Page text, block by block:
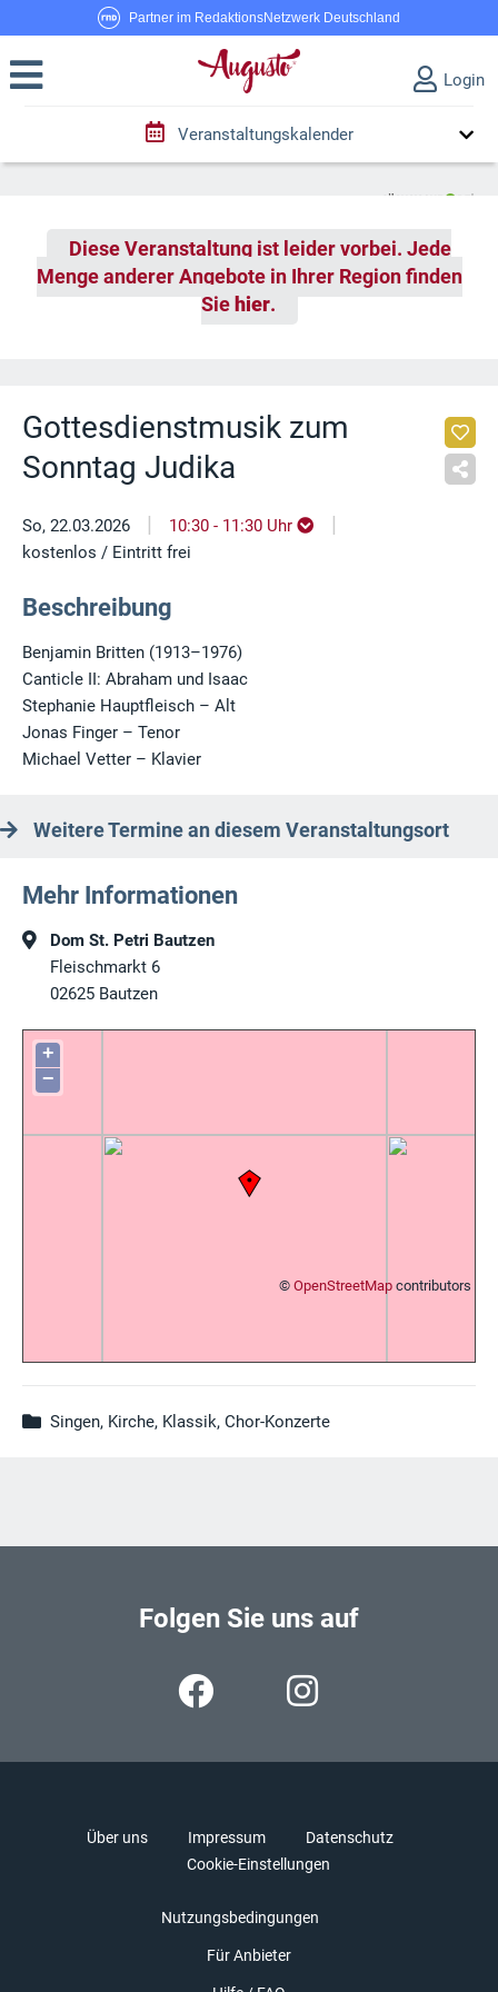
Partner im RedaktionsNetzwerk Deutschland
Login
Veranstaltungskalender
Diese Veranstaltung ist leider vorbei. Jede
Menge anderer Angebote in Ihrer Region finden
Sie hier.
Gottesdienstmusik zum
Sonntag Judika
So, 22.03.2026 | 10:30 - 11:30 Uhr |
kostenlos / Eintritt frei
Beschreibung
Benjamin Britten (1913–1976)
Canticle II: Abraham und Isaac
Stephanie Hauptfleisch – Alt
Jonas Finger – Tenor
Michael Vetter – Klavier
Weitere Termine an diesem Veranstaltungsort
Mehr Informationen
Dom St. Petri Bautzen
Fleischmarkt 6
02625 Bautzen
+
−
© OpenStreetMap contributors
Singen, Kirche, Klassik, Chor-Konzerte
Folgen Sie uns auf
Über uns Impressum
Datenschutz
Cookie-Einstellungen
Nutzungsbedingungen
Für Anbieter